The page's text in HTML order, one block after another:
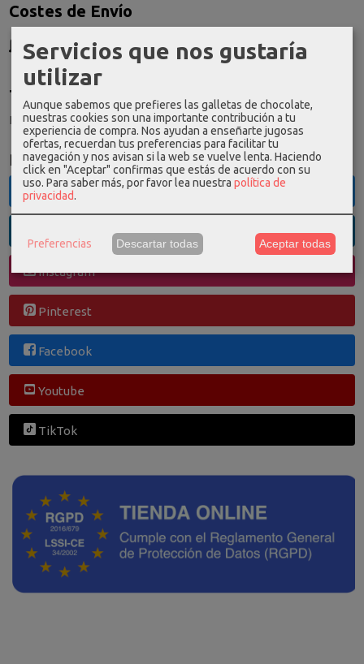
Costes de Envío
Consultar Destinos
Tu Carrito (0)
El carrito de la compra está vacío
Redes Sociales
Twitter
Instagram
Pinterest
Facebook
Youtube
TikTok
Servicios que nos gustaría
utilizar
Aunque sabemos que prefieres las galletas de chocolate,
nuestras cookies son una importante contribución a tu
experiencia de compra. Nos ayudan a enseñarte jugosas
ofertas, recuerdan tus preferencias para facilitar tu
navegación y nos avisan si la web se vuelve lenta. Haciendo
click en "Aceptar" confirmas que estás de acuerdo con su
uso. Para saber más, por favor lea nuestra política de
privacidad.
Preferencias Descartar todas Aceptar todas